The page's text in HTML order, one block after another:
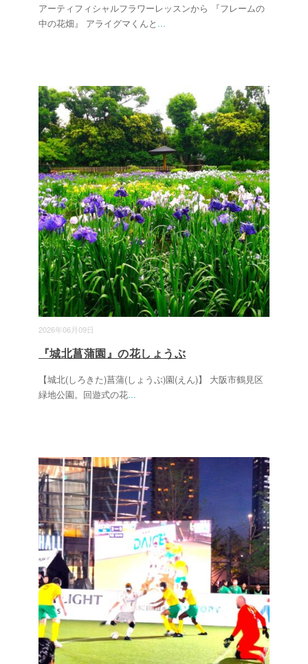
アーティフィシャルフラワーレッスンから 『フレームの
中の花畑』 アライグマくんと ...
2026年06月09日
『城北菖蒲園』の花しょうぶ
【城北(しろきた)菖蒲(しょうぶ)園(えん)】 大阪市鶴見区
緑地公園。回遊式の花...